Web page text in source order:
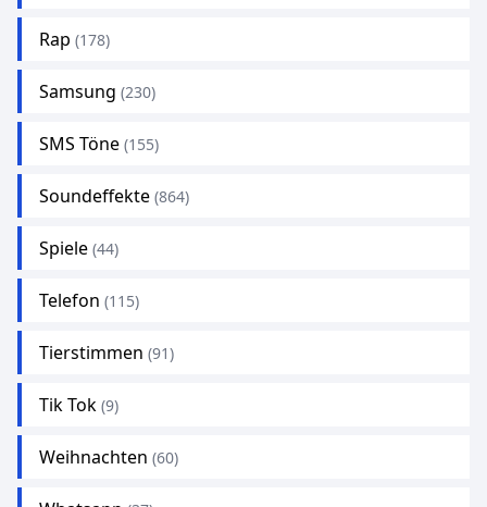
Rap (178)
Samsung (230)
SMS Töne (155)
Soundeffekte (864)
Spiele (44)
Telefon (115)
Tierstimmen (91)
Tik Tok (9)
Weihnachten (60)